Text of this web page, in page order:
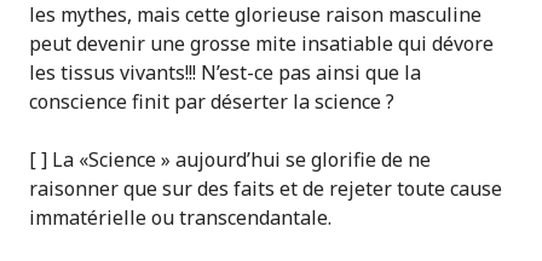
les mythes, mais cette glorieuse raison masculine
peut devenir une grosse mite insatiable qui dévore
les tissus vivants!!! N’est-ce pas ainsi que la
conscience finit par déserter la science ?
[ ] La «Science » aujourd’hui se glorifie de ne
raisonner que sur des faits et de rejeter toute cause
immatérielle ou transcendantale.